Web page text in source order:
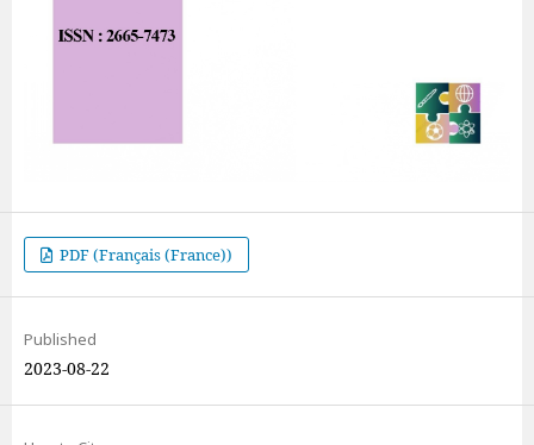
PDF (Français (France))
Published
2023-08-22